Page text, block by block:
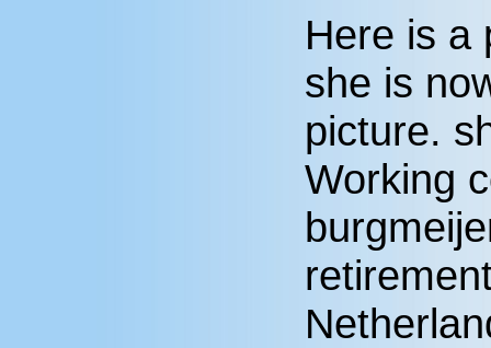
Here is
she is
picture.
Working